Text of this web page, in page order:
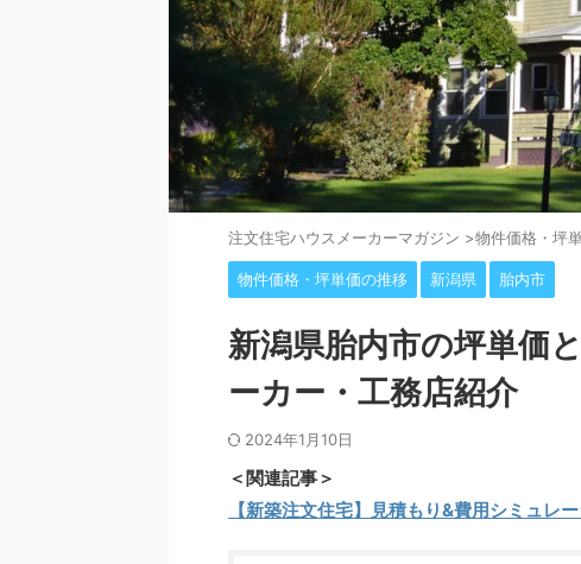
注⽂住宅ハウスメーカーマガジン >物件価格・坪
物件価格・坪単価の推移 新潟県 胎内市
新潟県胎内市の坪単価
ーカー・工務店紹介
2024年1月10日
＜関連記事＞
【新築注文住宅】見積もり&費用シミュレ